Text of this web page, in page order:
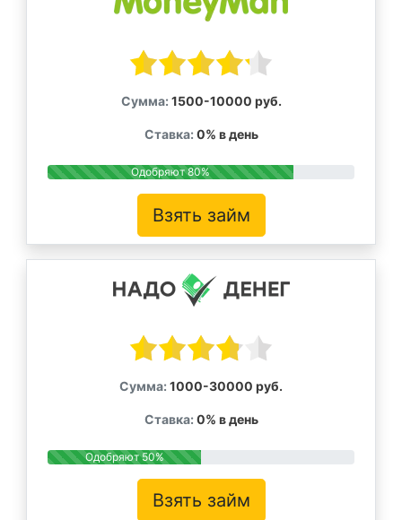
Сумма: 1500-10000 руб.
Ставка: 0% в день
Одобряют 80%
Взять займ
Сумма: 1000-30000 руб.
Ставка: 0% в день
Одобряют 50%
Взять займ